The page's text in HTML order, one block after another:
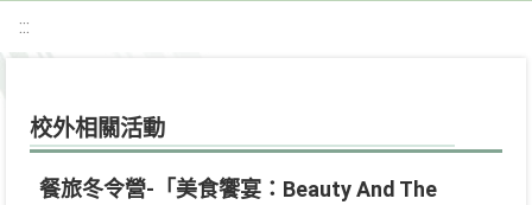
:::
校外相關活動
餐旅冬令營-「美食饗宴：Beauty And The